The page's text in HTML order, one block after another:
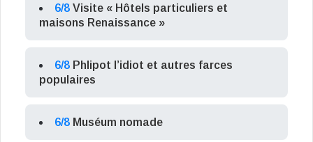
6/8 Visite « Hôtels particuliers et
maisons Renaissance »
6/8 Phlipot l’idiot et autres farces
populaires
6/8 Muséum nomade